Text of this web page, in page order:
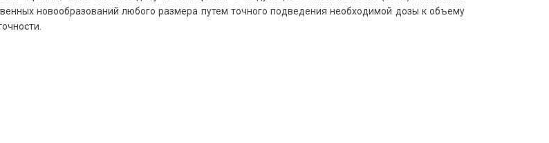
новообразований любого размера путем точного подведения необходимой дозы к объему